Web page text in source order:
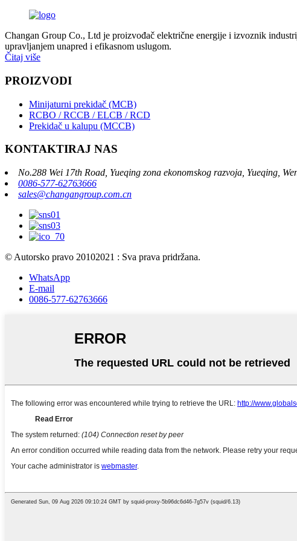
Changan Group Co., Ltd je proizvođač električne energije i izvoznik
upravljanjem unapred i efikasnom uslugom.
Čitaj više
PROIZVODI
Minijaturni prekidač (MCB)
RCBO / RCCB / ELCB / RCD
Prekidač u kalupu (MCCB)
KONTAKTIRAJ NAS
No.288 Wei 17th Road, Yueqing zona ekonomskog razvoja, Yueqing,
0086-577-62763666
sales@changangroup.com.cn
© Autorsko pravo 20102021 : Sva prava pridržana.
WhatsApp
E-mail
0086-577-62763666